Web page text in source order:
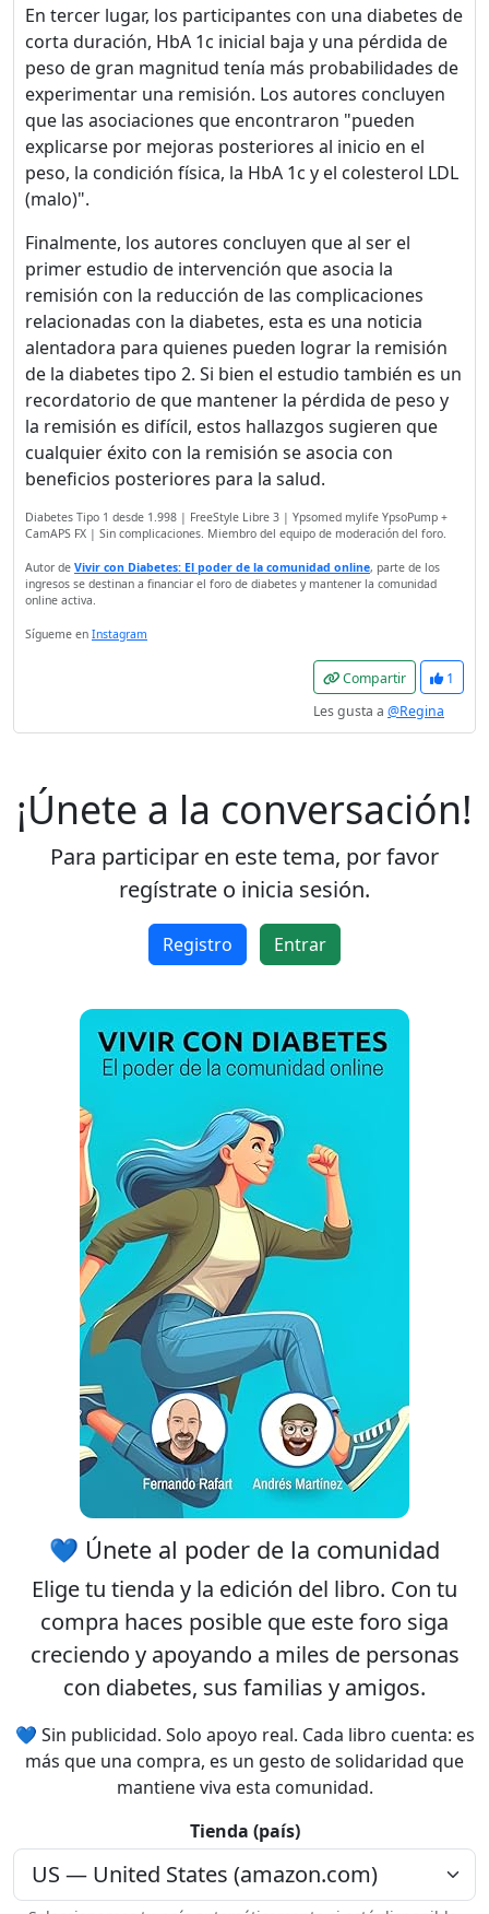
En tercer lugar, los participantes con una diabetes de
corta duración, HbA 1c inicial baja y una pérdida de
peso de gran magnitud tenía más probabilidades de
experimentar una remisión. Los autores concluyen
que las asociaciones que encontraron "pueden
explicarse por mejoras posteriores al inicio en el
peso, la condición física, la HbA 1c y el colesterol LDL
(malo)".
Finalmente, los autores concluyen que al ser el
primer estudio de intervención que asocia la
remisión con la reducción de las complicaciones
relacionadas con la diabetes, esta es una noticia
alentadora para quienes pueden lograr la remisión
de la diabetes tipo 2. Si bien el estudio también es un
recordatorio de que mantener la pérdida de peso y
la remisión es difícil, estos hallazgos sugieren que
cualquier éxito con la remisión se asocia con
beneficios posteriores para la salud.
Diabetes Tipo 1 desde 1.998 | FreeStyle Libre 3 | Ypsomed mylife YpsoPump +
CamAPS FX | Sin complicaciones. Miembro del equipo de moderación del foro.
Autor de Vivir con Diabetes: El poder de la comunidad online, parte de los
ingresos se destinan a financiar el foro de diabetes y mantener la comunidad
online activa.
Sígueme en Instagram
Compartir
1
Les gusta a @Regina
¡Únete a la conversación!
Para participar en este tema, por favor
regístrate o inicia sesión.
Registro Entrar
💙 Únete al poder de la comunidad
Elige tu tienda y la edición del libro. Con tu
compra haces posible que este foro siga
creciendo y apoyando a miles de personas
con diabetes, sus familias y amigos.
💙 Sin publicidad. Solo apoyo real. Cada libro cuenta: es
más que una compra, es un gesto de solidaridad que
mantiene viva esta comunidad.
Tienda (país)
Disfruta del foro sin
publicidad
El registro es
completamente gratuito.
Los usuarios registrados
foro sin publicidad.
Rechazar
Aceptar
Aceptar las cookies e ir al
registro